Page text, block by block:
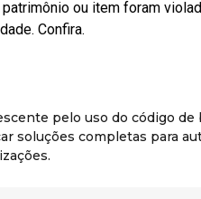
ou item foram
Confira.
pelo uso do código
soluções completas para